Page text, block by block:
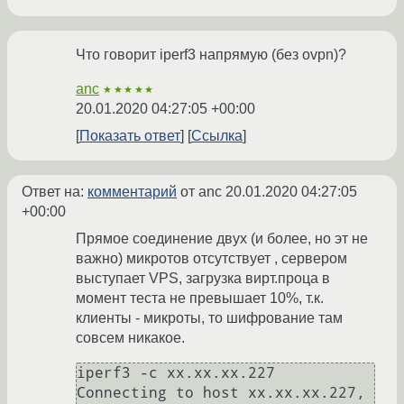
Что говорит iperf3 напрямую (без ovpn)?
anc ★★★★★
20.01.2020 04:27:05 +00:00
Показать ответ
Ссылка
Ответ на: комментарий от anc 20.01.2020 04:27:05
+00:00
Прямое соединение двух (и более, но эт не
важно) микротов отсутствует , сервером
выступает VPS, загрузка вирт.проца в
момент теста не превышает 10%, т.к.
клиенты - микроты, то шифрование там
совсем никакое.
iperf3 -c xx.xx.xx.227
Connecting to host xx.xx.xx.227,